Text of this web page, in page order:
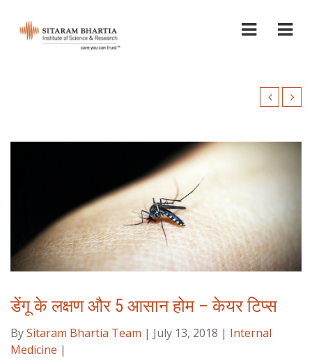
डेंगू के लक्षण और 5 आसान होम – केयर टिप्स
BySitaram Bhartia Team | July 13, 2018 | Internal
Medicine |